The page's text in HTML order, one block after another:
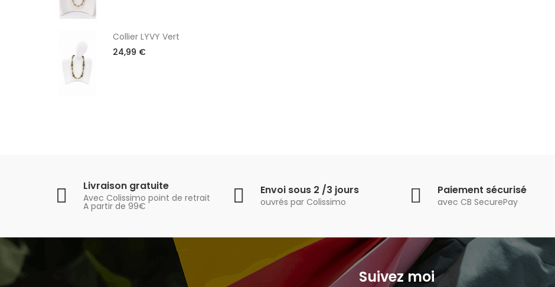
Collier LYVY Vert
24,99 €
Livraison gratuite
Avec Colissimo point de retrait
A partir de 99€
Envoi sous 2 /3 jours
ouvrés par Colissimo
Paiement sécurisé
avec CB SecurePay
Suivez moi